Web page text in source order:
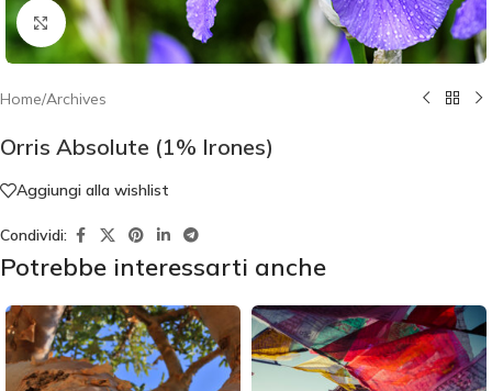
Click to enlarge
Home/Archives
Orris Absolute (1% Irones)
Aggiungi alla wishlist
Condividi:
Potrebbe interessarti anche